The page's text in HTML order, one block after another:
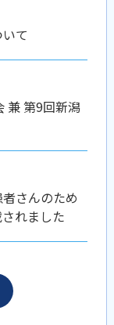
て
兼 第9回新潟
さんのため
れました